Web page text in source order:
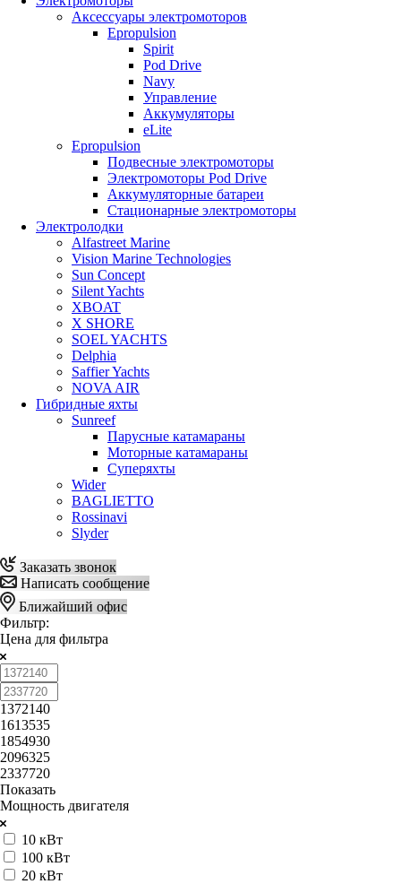
Аксессуары электромоторов
Epropulsion
Spirit
Pod Drive
Navy
Управление
Аккумуляторы
eLite
Epropulsion
Подвесные электромоторы
Электромоторы Pod Drive
Аккумуляторные батареи
Стационарные электромоторы
Электролодки
Alfastreet Marine
Vision Marine Technologies
Sun Concept
Silent Yachts
XBOAT
X SHORE
SOEL YACHTS
Delphia
Saffier Yachts
NOVA AIR
Гибридные яхты
Sunreef
Парусные катамараны
Моторные катамараны
Суперяхты
Wider
BAGLIETTO
Rossinavi
Slyder
Заказать звонок
Написать сообщение
Ближайший офис
Фильтр:
Цена для фильтра
1372140
1613535
1854930
2096325
2337720
Показать
Мощность двигателя
10 кВт
100 кВт
20 кВт